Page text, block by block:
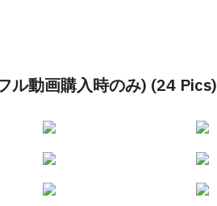
ル動画購入時のみ) (24 Pics)